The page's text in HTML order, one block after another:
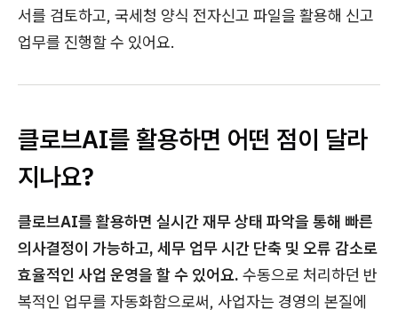
서를 검토하고, 국세청 양식 전자신고 파일을 활용해 신고
업무를 진행할 수 있어요.
클로브AI를 활용하면 어떤 점이 달라
지나요?
클로브AI를 활용하면 실시간 재무 상태 파악을 통해 빠른
의사결정이 가능하고, 세무 업무 시간 단축 및 오류 감소로
효율적인 사업 운영을 할 수 있어요. 수동으로 처리하던 반
복적인 업무를 자동화함으로써, 사업자는 경영의 본질에